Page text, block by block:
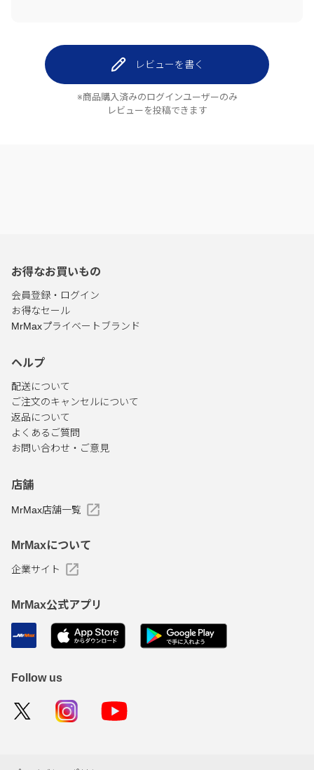
レビューを書く
※商品購入済みのログインユーザーのみ
レビューを投稿できます
お得なお買いもの
会員登録・ログイン
お得なセール
MrMaxプライベートブランド
ヘルプ
配送について
ご注文のキャンセルについて
返品について
よくあるご質問
お問い合わせ・ご意見
店舗
MrMax店舗一覧
MrMaxについて
企業サイト
MrMax公式アプリ
Follow us